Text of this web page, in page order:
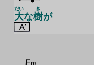
大
だい
な樹
き
が